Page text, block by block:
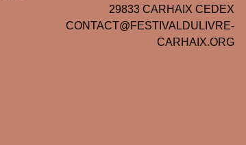
29833 CARHAIX CEDEX
CONTACT@FESTIVALDULIVRE-
CARHAIX.ORG